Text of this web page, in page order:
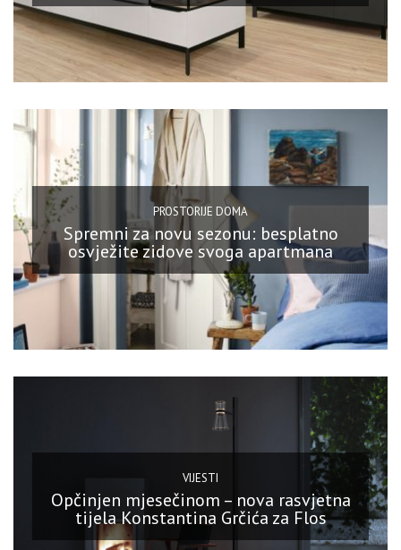
PROSTORIJE DOMA
Spremni za novu sezonu: besplatno
osvježite zidove svoga apartmana
VIJESTI
Opčinjen mjesečinom – nova rasvjetna
tijela Konstantina Grčića za Flos